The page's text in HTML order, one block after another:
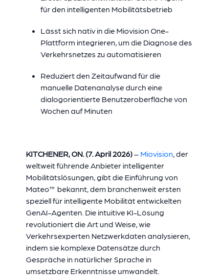
für den intelligenten Mobilitätsbetrieb
Lässt sich nativ in die Miovision One-
Plattform integrieren, um die Diagnose des
Verkehrsnetzes zu automatisieren
Reduziert den Zeitaufwand für die
manuelle Datenanalyse durch eine
dialogorientierte Benutzeroberfläche von
Wochen auf Minuten
KITCHENER, ON. (7. April 2026)– Miovision, der
weltweit führende Anbieter intelligenter
Mobilitätslösungen, gibt die Einführung von
Mateo™ bekannt, dem branchenweit ersten
speziell für intelligente Mobilität entwickelten
GenAI-Agenten. Die intuitive KI-Lösung
revolutioniert die Art und Weise, wie
Verkehrsexperten Netzwerkdaten analysieren,
indem sie komplexe Datensätze durch
Gespräche in natürlicher Sprache in
umsetzbare Erkenntnisse umwandelt.